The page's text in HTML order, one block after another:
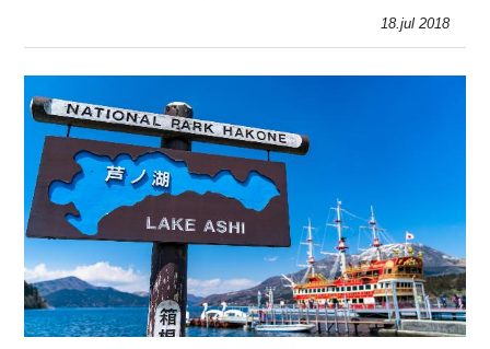
18.jul 2018